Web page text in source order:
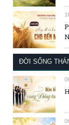
ĐỜI SỐNG